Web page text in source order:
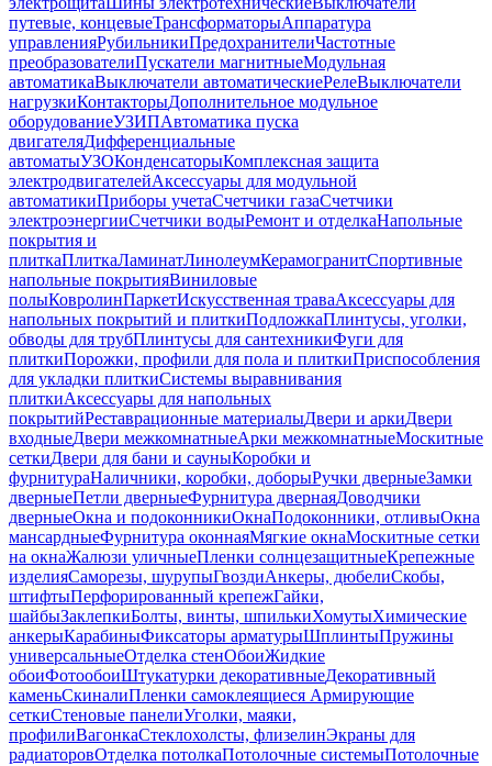
путевые, концевыеТрансформаторыАппаратура
управленияРубильникиПредохранителиЧастотные
преобразователиПускатели магнитныеМодульная
автоматикаВыключатели автоматическиеРелеВыключатели
нагрузкиКонтакторыДополнительное модульное
оборудованиеУЗИПАвтоматика пуска
двигателяДифференциальные
автоматыУЗОКонденсаторыКомплексная защита
электродвигателейАксессуары для модульной
автоматикиПриборы учетаСчетчики газаСчетчики
электроэнергииСчетчики водыРемонт и отделкаНапольные
покрытия и
плиткаПлиткаЛаминатЛинолеумКерамогранитСпортивные
напольные покрытияВиниловые
полыКовролинПаркетИскусственная траваАксессуары для
напольных покрытий и плиткиПодложкаПлинтусы, уголки,
обводы для трубПлинтусы для сантехникиФуги для
плиткиПорожки, профили для пола и плиткиПриспособления
для укладки плиткиСистемы выравнивания
плиткиАксессуары для напольных
покрытийРеставрационные материалыДвери и аркиДвери
входныеДвери межкомнатныеАрки межкомнатныеМоскитные
сеткиДвери для бани и сауныКоробки и
фурнитураНаличники, коробки, доборыРучки дверныеЗамки
дверныеПетли дверныеФурнитура двернаяДоводчики
дверныеОкна и подоконникиОкнаПодоконники, отливыОкна
мансардныеФурнитура оконнаяМягкие окнаМоскитные сетки
на окнаЖалюзи уличныеПленки солнцезащитныеКрепежные
изделияСаморезы, шурупыГвоздиАнкеры, дюбелиСкобы,
штифтыПерфорированный крепежГайки,
шайбыЗаклепкиБолты, винты, шпилькиХомутыХимические
анкерыКарабиныФиксаторы арматурыШплинтыПружины
универсальныеОтделка стенОбоиЖидкие
обоиФотообоиШтукатурки декоративныеДекоративный
каменьСкиналиПленки самоклеящиеся Армирующие
сеткиСтеновые панелиУголки, маяки,
профилиВагонкаСтеклохолсты, флизелинЭкраны для
радиаторовОтделка потолкаПотолочные системыПотолочные